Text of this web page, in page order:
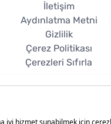
İletişim
Aydınlatma Metni
Gizlilik
Çerez Politikası
Çerezleri Sıfırla